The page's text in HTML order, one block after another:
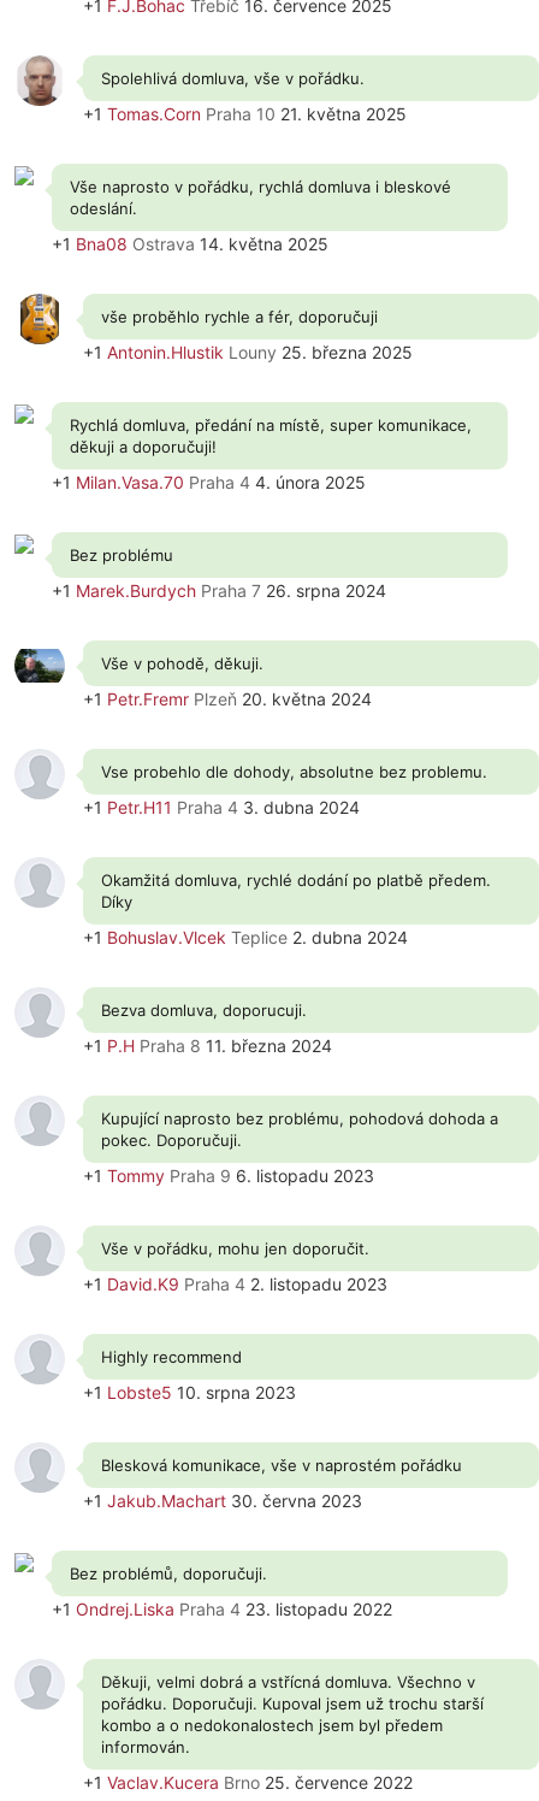
+1 F.J.Bohac Třebíč 16. července 2025
Spolehlivá domluva, vše v pořádku.
+1 Tomas.Corn Praha 10 21. května 2025
Vše naprosto v pořádku, rychlá domluva i bleskové
odeslání.
+1 Bna08 Ostrava 14. května 2025
vše proběhlo rychle a fér, doporučuji
+1 Antonin.Hlustik Louny 25. března 2025
Rychlá domluva, předání na místě, super komunikace,
děkuji a doporučuji!
+1 Milan.Vasa.70 Praha 4 4. února 2025
Bez problému
+1 Marek.Burdych Praha 7 26. srpna 2024
Vše v pohodě, děkuji.
+1 Petr.Fremr Plzeň 20. května 2024
Vse probehlo dle dohody, absolutne bez problemu.
+1 Petr.H11 Praha 4 3. dubna 2024
Okamžitá domluva, rychlé dodání po platbě předem.
Díky
+1 Bohuslav.Vlcek Teplice 2. dubna 2024
Bezva domluva, doporucuji.
+1 P.H Praha 8 11. března 2024
Kupující naprosto bez problému, pohodová dohoda a
pokec. Doporučuji.
+1 Tommy Praha 9 6. listopadu 2023
Vše v pořádku, mohu jen doporučit.
+1 David.K9 Praha 4 2. listopadu 2023
Highly recommend
+1 Lobste5 10. srpna 2023
Blesková komunikace, vše v naprostém pořádku
+1 Jakub.Machart 30. června 2023
Bez problémů, doporučuji.
+1 Ondrej.Liska Praha 4 23. listopadu 2022
Děkuji, velmi dobrá a vstřícná domluva. Všechno v
pořádku. Doporučuji. Kupoval jsem už trochu starší
kombo a o nedokonalostech jsem byl předem
informován.
+1 Vaclav.Kucera Brno 25. července 2022